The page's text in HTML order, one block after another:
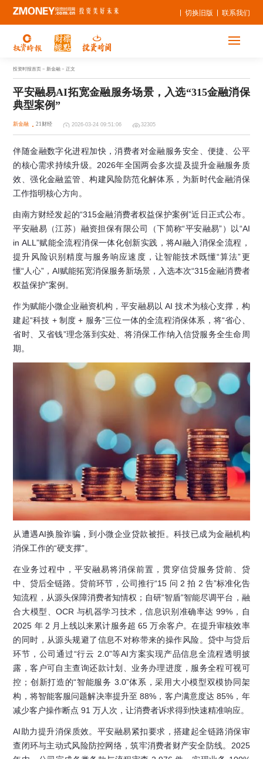
联系我们
切换旧版
投资时报首页 > 新金融 > 正文
平安融易AI拓宽金融服务场景，入选“315金融消保
典型案例”
新金融 21财经 2026-03-24 09:51:06 32305
伴随金融数字化进程加快，消费者对金融服务安全、便捷、公平
的核心需求持续升级。2026年全国两会多次提及提升金融服务质
效、强化金融监管、构建风险防范化解体系，为新时代金融消保
工作指明核心方向。
由南方财经发起的“315金融消费者权益保护案例”近日正式公布。
平安融易（江苏）融资担保有限公司（下简称“平安融易”）以“AI
in ALL”赋能全流程消保一体化创新实践，将AI融入消保全流程，
提升风险识别精度与服务响应速度，让智能技术既懂“算法”更
懂“人心”，AI赋能拓宽消保服务新场景，入选本次“315金融消费者
权益保护”案例。
作为赋能小微企业融资机构，平安融易以 AI 技术为核心支撑，构
建起“科技 + 制度 + 服务”三位一体的全流程消保体系，将“省心、
省时、又省钱”理念落到实处、将消保工作纳入信贷服务全生命周
期。
从遭遇AI换脸诈骗，到小微企业贷款被拒。科技已成为金融机构
消保工作的“硬支撑”。
在业务过程中，平安融易将消保前置，贯穿信贷服务贷前、贷
中、贷后全链路。贷前环节，公司推行“15 问 2 拍 2 告”标准化告
知流程，从源头保障消费者知情权；自研“智盾”智能尽调平台，融
合大模型、OCR 与机器学习技术，信息识别准确率达 99%，自
2025 年 2 月上线以来累计服务超 65 万余客户。在提升审核效率
的同时，从源头规避了信息不对称带来的操作风险。贷中与贷后
环节，公司通过“行云 2.0”等AI方案实现产品信息全流程透明披
露，客户可自主查询还款计划、业务办理进度，服务全程可视可
控；创新打造的“智能服务 3.0”体系，采用大小模型双模协同架
构，将智能客服问题解决率提升至 88%，客户满意度达 85%，年
减少客户操作断点 91 万人次，让消费者诉求得到快速精准响应。
AI助力提升消保质效。平安融易紧扣要求，搭建起全链路消保审
查闭环与主动式风险防控网络，筑牢消费者财产安全防线。2025